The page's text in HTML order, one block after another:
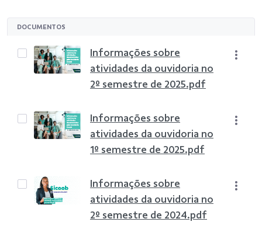
DOCUMENTOS
Informações sobre
atividades da ouvidoria no
2º semestre de 2025.pdf
Informações sobre
atividades da ouvidoria no
1º semestre de 2025.pdf
Informações sobre
atividades da ouvidoria no
2º semestre de 2024.pdf